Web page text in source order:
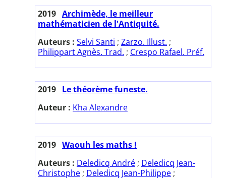
2019 Archimède, le meilleur
mathématicien de l'Antiquité.
Auteurs : Selvi Santi ; Zarzo. Illust. ;
Philippart Agnès. Trad. ; Crespo Rafael. Préf.
2019 Le théorème funeste.
Auteur : Kha Alexandre
2019 Waouh les maths !
Auteurs : Deledicq André ; Deledicq Jean-
Christophe ; Deledicq Jean-Philippe ;